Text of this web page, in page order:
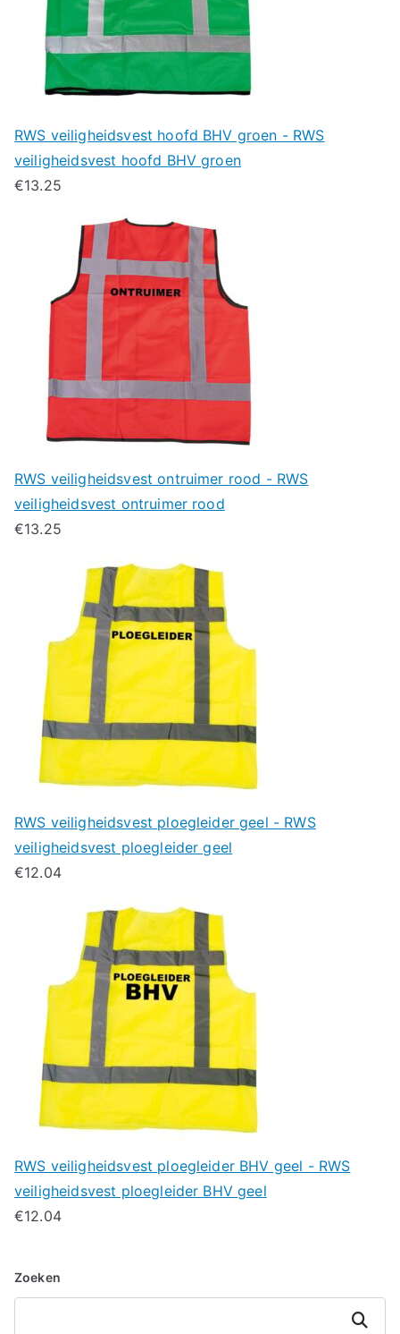
RWS veiligheidsvest hoofd BHV groen - RWS
veiligheidsvest hoofd BHV groen
€13.25
RWS veiligheidsvest ontruimer rood - RWS
veiligheidsvest ontruimer rood
€13.25
RWS veiligheidsvest ploegleider geel - RWS
veiligheidsvest ploegleider geel
€12.04
RWS veiligheidsvest ploegleider BHV geel - RWS
veiligheidsvest ploegleider BHV geel
€12.04
Zoeken
Zoeken